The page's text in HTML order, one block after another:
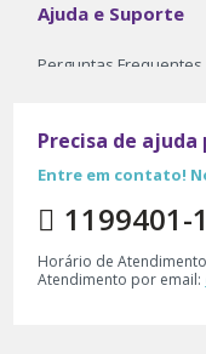
Ajuda e Suporte
Perguntas Frequentes
Trocas e Devoluçoes
Infantil
Precisa de
Entre em contato!
1199401-
Horário de
Atendimento por email: